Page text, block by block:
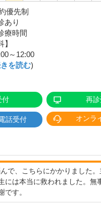
優先制
あり
療時間
】
～12:00
を読む)
付 再
話受付 オンラ
で、こちらにかかりました
には本当に救われました。無
です。